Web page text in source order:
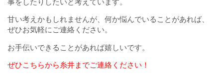
事をしたりしたいと考えています。
甘い考えかもしれませんが、何か悩んでいることがあれば、
ぜひお気軽にご連絡ください。
お手伝いできることがあれば嬉しいです。
ぜひこちらから糸井までご連絡ください！